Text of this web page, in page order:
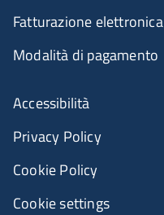
Fatturazione elettronica
Modalità di pagamento
Accessibilità
Privacy Policy
Cookie Policy
Cookie settings